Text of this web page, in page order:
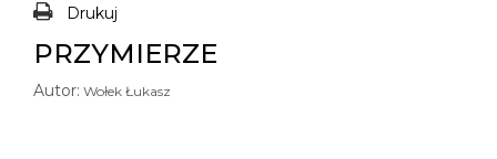
Drukuj
PRZYMIERZE
Autor: Wołek Łukasz